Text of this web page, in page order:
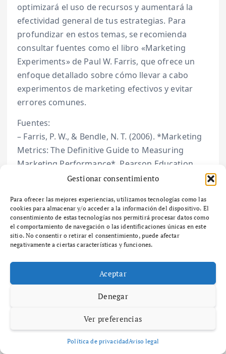
Gestionar consentimiento
Para ofrecer las mejores experiencias, utilizamos tecnologías como las
cookies para almacenar y/o acceder a la información del dispositivo. El
consentimiento de estas tecnologías nos permitirá procesar datos como
el comportamiento de navegación o las identificaciones únicas en este
sitio. No consentir o retirar el consentimiento, puede afectar
negativamente a ciertas características y funciones.
Aceptar
Denegar
Ver preferencias
Política de privacidadAviso legal
optimizará el uso de recursos y aumentará la
efectividad general de tus estrategias. Para
profundizar en estos temas, se recomienda
consultar fuentes como el libro «Marketing
Experiments» de Paul W. Farris, que ofrece un
enfoque detallado sobre cómo llevar a cabo
experimentos de marketing efectivos y evitar
errores comunes.
Fuentes:
– Farris, P. W., & Bendle, N. T. (2006). *Marketing
Metrics: The Definitive Guide to Measuring
Marketing Performance*. Pearson Education.
– «The Lean Startup» de Eric Ries, que discute la
desarrollo de productos y marketing.